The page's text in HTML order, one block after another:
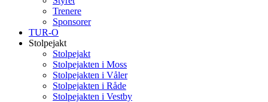
Trenere
Sponsorer
TUR-O
Stolpejakt
Stolpejakt
Stolpejakten i Moss
Stolpejakten i Våler
Stolpejakten i Råde
Stolpejakten i Vestby